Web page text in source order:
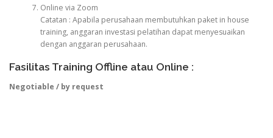
Online via Zoom
Catatan : Apabila perusahaan membutuhkan paket in house
training, anggaran investasi pelatihan dapat menyesuaikan
dengan anggaran perusahaan.
Fasilitas Training Offline atau Online :
Negotiable / by request